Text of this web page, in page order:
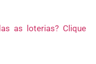
as loterias? Clique